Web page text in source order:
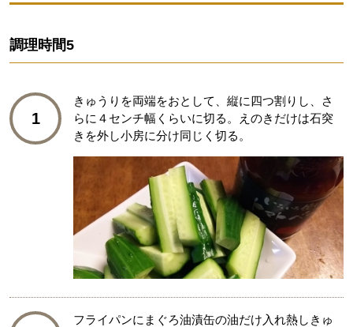
調理時間5
1
きゅうりを両端をおとして、縦に四つ割りし、さ
らに４センチ幅くらいに切る。えのきだけは石突
きを外し小房に分け同じく切る。
フライパンにまぐろ油漬缶の油だけ入れ熱しきゅ